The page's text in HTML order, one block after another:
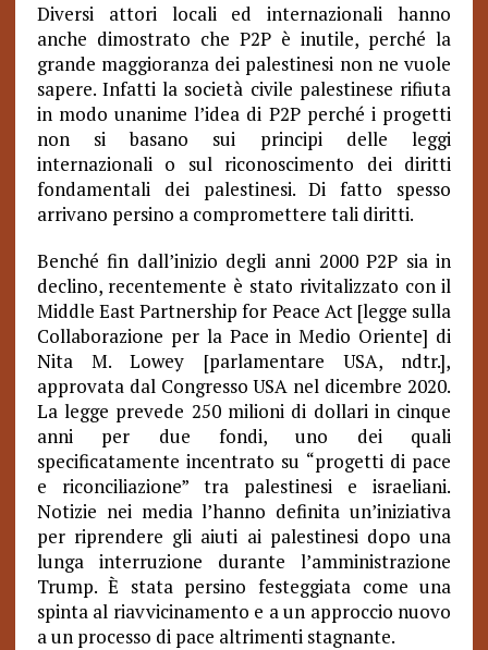
Diversi attori locali ed internazionali hanno
anche dimostrato che P2P è inutile, perché la
grande maggioranza dei palestinesi non ne vuole
sapere. Infatti la società civile palestinese rifiuta
in modo unanime l’idea di P2P perché i progetti
non si basano sui principi delle leggi
internazionali o sul riconoscimento dei diritti
fondamentali dei palestinesi.Di fatto spesso
arrivano persino a compromettere tali diritti.
Benché fin dall’inizio degli anni 2000 P2P sia in
declino, recentemente è stato rivitalizzato con il
Middle East Partnership for Peace Act [legge sulla
Collaborazione per la Pace in Medio Oriente] di
Nita M. Lowey [parlamentare USA, ndtr.],
approvata dal Congresso USA nel dicembre 2020.
La legge prevede 250 milioni di dollari in cinque
anni per due fondi, uno dei quali
specificatamente incentrato su “progetti di pace
e riconciliazione” tra palestinesi e israeliani.
Notizie nei media l’hanno definita un’iniziativa
per riprendere gli aiuti ai palestinesi dopo una
lunga interruzione durante l’amministrazione
Trump. È stata persino festeggiata come una
spinta al riavvicinamento e a un approccio nuovo
a un processo di pace altrimenti stagnante.